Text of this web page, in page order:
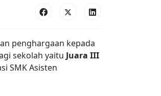
penghargaan kepada
sekolah yaitu Juara III
SMK Asisten